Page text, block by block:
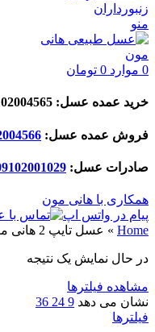
منو
0 موارد 0 تومان
خرید عمده عسل: 09102004565
فروش عمده عسل:
صادرات عسل: 029
همکاری با هانی مون
پیام در واتس اپ
Home
» عسل تایپ 2 هانی مون
در حال نمایش یک نتیجه
مشاهده فیلترها
نشان می دهد 9
24
36
فیلترها